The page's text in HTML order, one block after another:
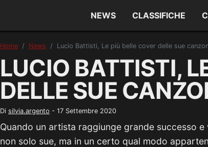
NEWS CLASSIFICHE
Home News Lucio Battisti, Le più belle cover delle sue
LUCIO BATTISTI,
DELLE SUE
Di silvia.argento - 17 Settembre 2020
Quando un artista raggiunge grande successo
non solo sue, ma in un certo qual modo